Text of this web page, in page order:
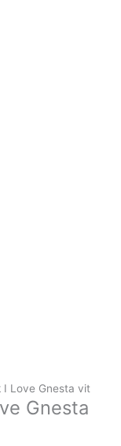
Love Gnesta vit
Gnesta